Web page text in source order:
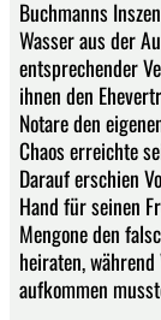
Buchmanns
Wasser aus der
entsprechender
ihnen den
Notare den
Chaos erreichte
Darauf erschien
Hand für seinen
Mengone den
heiraten,
aufkommen